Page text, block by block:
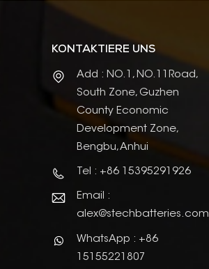
KONTAKTIERE UNS
Add : NO.1, NO.11Road,
South Zone, Guzhen
County Economic
Development Zone,
Bengbu, Anhui
Tel : +86 15395291926
Email :
alex@stechbatteries.com
WhatsApp : +86
15155221807